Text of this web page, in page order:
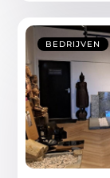
BEDRIJVEN